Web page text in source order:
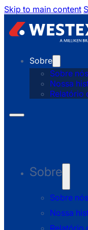
Skip to main content
Sobre
Sobre nós
Nossa
Relatório
Sobre
Sobre nós
Nossa